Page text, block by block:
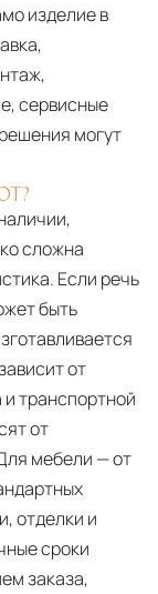
изделие в
сервисные
могут
сложна
Если речь
быть
от
транспортной
от
мебели — от
отделки и
сроки
заказа,